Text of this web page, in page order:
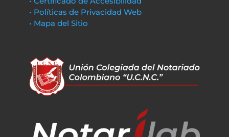
• Políticas de Privacidad Web
• Mapa del Sitio